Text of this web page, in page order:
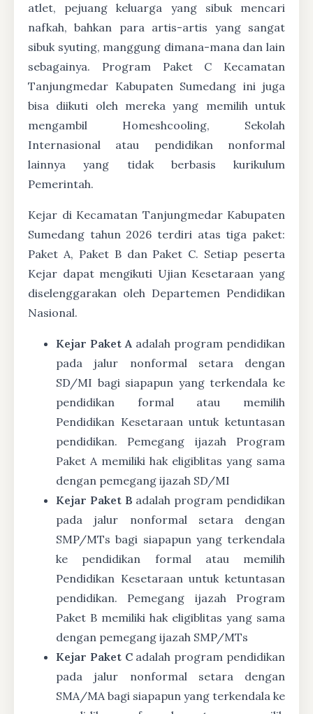
atlet, pejuang keluarga yang sibuk mencari
nafkah, bahkan para artis-artis yang sangat
sibuk syuting, manggung dimana-mana dan lain
sebagainya. Program Paket C Kecamatan
Tanjungmedar Kabupaten Sumedang ini juga
bisa diikuti oleh mereka yang memilih untuk
mengambil Homeshcooling, Sekolah
Internasional atau pendidikan nonformal
lainnya yang tidak berbasis kurikulum
Pemerintah.
Kejar di Kecamatan Tanjungmedar Kabupaten
Sumedang tahun 2026 terdiri atas tiga paket:
Paket A, Paket B dan Paket C. Setiap peserta
Kejar dapat mengikuti Ujian Kesetaraan yang
diselenggarakan oleh Departemen Pendidikan
Nasional.
Kejar Paket A adalah program pendidikan
pada jalur nonformal setara dengan
SD/MI bagi siapapun yang terkendala ke
pendidikan formal atau memilih
Pendidikan Kesetaraan untuk ketuntasan
pendidikan. Pemegang ijazah Program
Paket A memiliki hak eligiblitas yang sama
dengan pemegang ijazah SD/MI
Kejar Paket B adalah program pendidikan
pada jalur nonformal setara dengan
SMP/MTs bagi siapapun yang terkendala
ke pendidikan formal atau memilih
Pendidikan Kesetaraan untuk ketuntasan
pendidikan. Pemegang ijazah Program
Paket B memiliki hak eligiblitas yang sama
dengan pemegang ijazah SMP/MTs
Kejar Paket Cadalah program pendidikan
pada jalur nonformal setara dengan
SMA/MA bagi siapapun yang terkendala ke